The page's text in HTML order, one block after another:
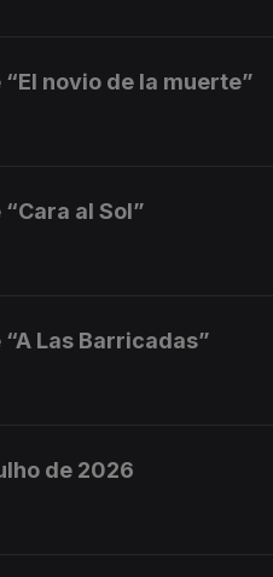
novio de la muerte”
al Sol”
Las Barricadas”
de 2026